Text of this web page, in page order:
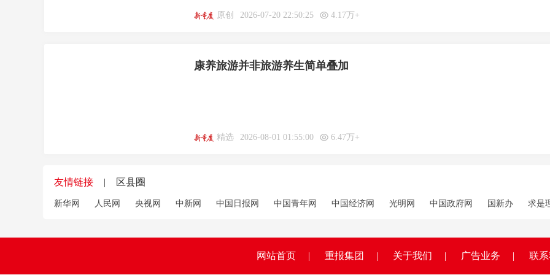
原创 2026-07-20 22:50:25 4.17万+
康养旅游并非旅游养生简单叠加
精选 2026-08-01 01:55:00 6.47万+
友情链接 | 区县圈
新华网 人民网 央视网 中新网 中国日报网 中国青年网 中国经济网 光明网 中国政府网 国新办 求是
网站首页 | 重报集团 | 关于我们 | 广告业务 | 联